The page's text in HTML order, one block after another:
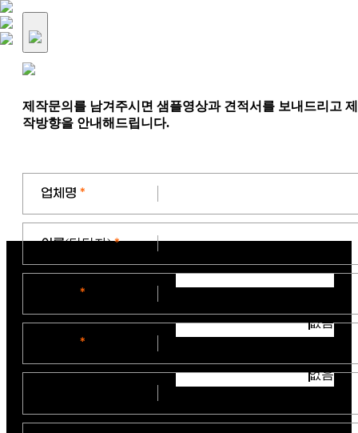
제작문의를 남겨주시면 샘플영상과 견적서를 보내드리고 제
작방향을 안내해드립니다.
업체명 *
이름(담당자) *
*
*
없음
없음